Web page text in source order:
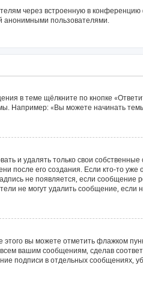
через встроенную в
анонимными пользователями.
в теме щёлкните по кнопке
Например: «Вы можете начинать
и удалять только свои
после его создания. Если кто-то
не появляется, если
не могут удалить сообщение, если
вы можете отметить флажком
вашим сообщениям, сделав
подписи в отдельных сообщениях,